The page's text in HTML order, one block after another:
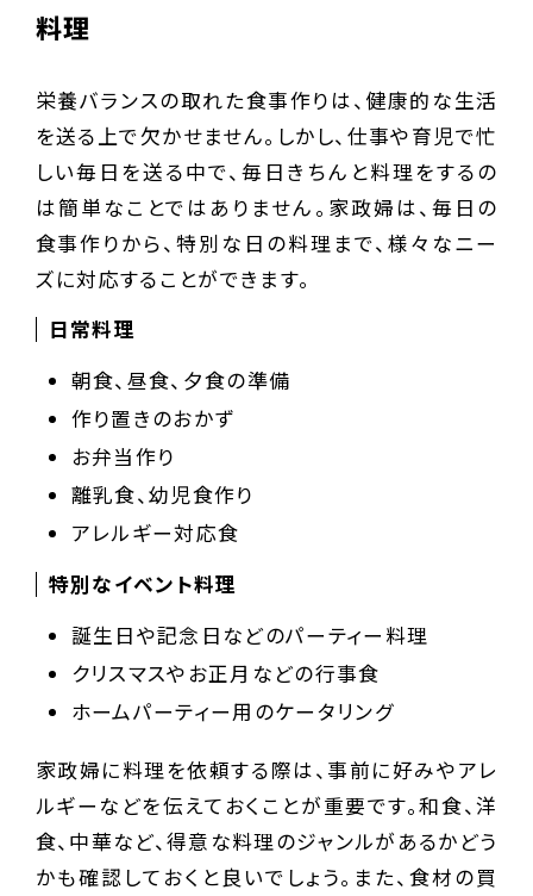
料理
栄養バランスの取れた食事作りは、健康的な生活
を送る上で欠かせません。しかし、仕事や育児で忙
しい毎日を送る中で、毎日きちんと料理をするの
は簡単なことではありません。家政婦は、毎日の
食事作りから、特別な日の料理まで、様々なニー
ズに対応することができます。
日常料理
朝食、昼食、夕食の準備
作り置きのおかず
お弁当作り
離乳食、幼児食作り
アレルギー対応食
特別なイベント料理
誕生日や記念日などのパーティー料理
クリスマスやお正月などの行事食
ホームパーティー用のケータリング
家政婦に料理を依頼する際は、事前に好みやアレ
ルギーなどを伝えておくことが重要です。和食、洋
食、中華など、得意な料理のジャンルがあるかどう
かも確認しておくと良いでしょう。また、食材の買